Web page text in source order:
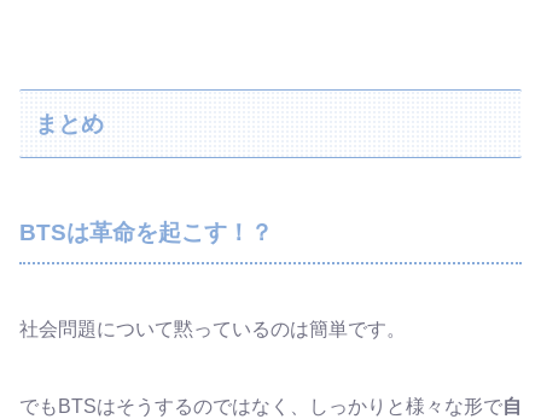
まとめ
BTSは革命を起こす！？
社会問題について黙っているのは簡単です。
でもBTSはそうするのではなく、しっかりと様々な形で自